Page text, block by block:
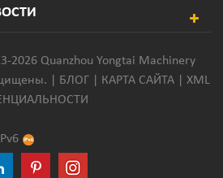
2026 Quanzhou Yongtai Machinery
| БЛОГ КАРТА САЙТА
XML